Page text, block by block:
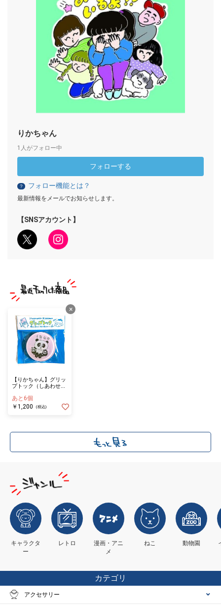
りかちゃん
1人がフォロー中
フォローする
？ フォロー機能とは？
最新情報をメールでお知らせします。
【SNSアカウント】
×
【りかちゃん】グリッ
プトック（しあわせパ
あと6個
￥1,200
(税込)
キャラクタ
ー
レトロ
漫画・アニ
メ
ねこ 動物園
カテゴリ
アクセサリー